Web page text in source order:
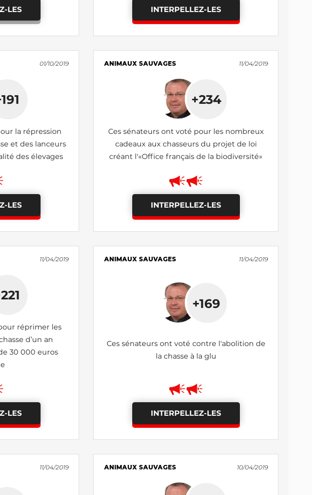
LES INTERPELLEZ-LES
01/10/2019
la répression
et des lanceurs
des élevages
LES
ANIMAUX SAUVAGES 11/04/2019
+234
Ces sénateurs ont voté pour les nombreux
cadeaux aux chasseurs du projet de loi
créant l'«Office français de la biodiversité»
INTERPELLEZ-LES
11/04/2019
réprimer les
d’un an
30 000 euros
LES
ANIMAUX SAUVAGES 11/04/2019
+169
Ces sénateurs ont voté contre l'abolition de
la chasse à la glu
INTERPELLEZ-LES
11/04/2019 ANIMAUX SAUVAGES 10/04/2019